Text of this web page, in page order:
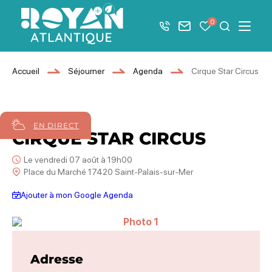
Afficher la barre de navigation du mode éco
Royan Atlantique
+33 5 46 08 21 00
Nous contacter
Mes favoris
0 JeMenu
Accueil Séjourner Agenda Cirque Star Circus
EN DIRECT
07 août2026
CIRQUE STAR CIRCUS
Le vendredi 07 août à 19h00
Place du Marché 17420 Saint-Palais-sur-Mer
Ajouter à mon Google Agenda
Photo 1
Adresse